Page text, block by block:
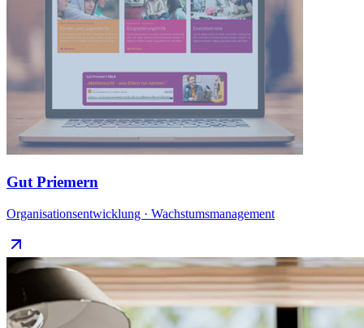
Gut Priemern
Organisationsentwicklung · Wachstumsmanagement